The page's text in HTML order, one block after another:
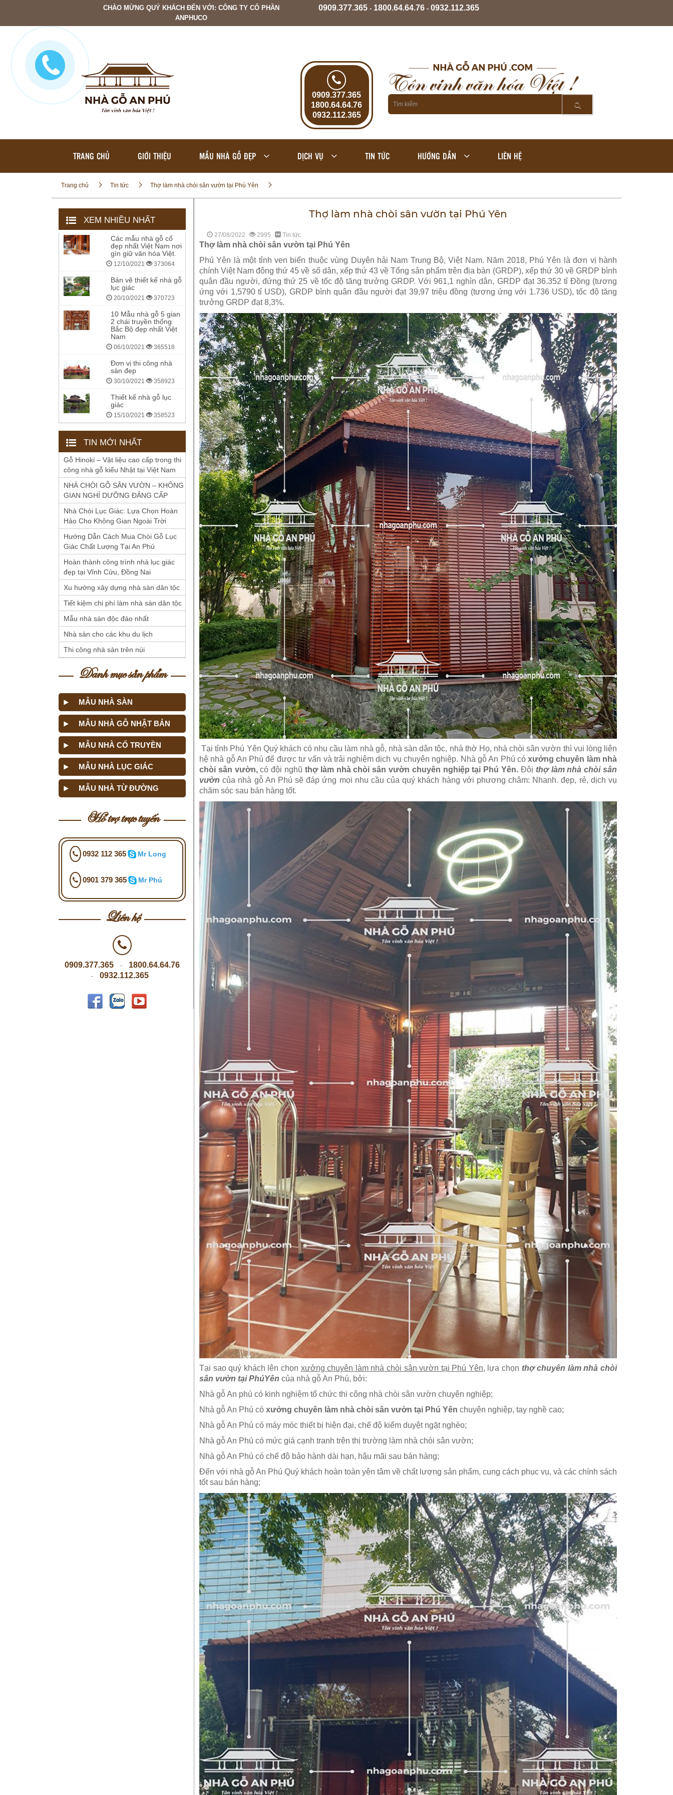
CHÀO MỪNG QUÝ KHÁCH ĐẾN VỚI: CÔNG TY CỔ PHẦN
ANPHUCO
0909.377.365- 1800.64.64.76- 0932.112.365
0909.377.365
1800.64.64.76
0932.112.365
TRANG CHỦ GIỚI THIỆU MẪU NHÀ GỖ ĐẸP DỊCH VỤ TIN TỨC HƯỚNG DẪN LIÊN HỆ
Trang chủ Tin tức Thợ làm nhà chòi sân vườn tại Phú Yên
XEM NHIỀU NHẤT
Các mẫu nhà gỗ cổ
đẹp nhất Việt Nam nơi
gìn giữ văn hóa Việt.
12/10/2021 373064
Bản vẽ thiết kế nhà gỗ
lục giác
20/10/2021 370723
10 Mẫu nhà gỗ 5 gian
2 chái truyền thống
Bắc Bộ đẹp nhất Việt
Nam
06/10/2021 365518
Đơn vị thi công nhà
sàn đẹp
30/10/2021 358923
Thiết kế nhà gỗ lục
giác
15/10/2021 358523
TIN MỚI NHẤT
Gỗ Hinoki – Vật liệu cao cấp trong thi
công nhà gỗ kiểu Nhật tại Việt Nam
NHÀ CHÒI GỖ SÂN VƯỜN – KHÔNG
GIAN NGHỈ DƯỠNG ĐẲNG CẤP
Nhà Chòi Lục Giác: Lựa Chọn Hoàn
Hảo Cho Không Gian Ngoài Trời
Hướng Dẫn Cách Mua Chòi Gỗ Lục
Giác Chất Lượng Tại An Phú
Hoàn thành công trình nhà lục giác
đẹp tại Vĩnh Cửu, Đồng Nai
Xu hướng xây dựng nhà sàn dân tộc
Tiết kiệm chi phí làm nhà sàn dân tộc
Mẫu nhà sàn độc đáo nhất
Nhà sàn cho các khu du lịch
Thi công nhà sàn trên núi
Danh mục sản phẩm
MẪU NHÀ SÀN
MẪU NHÀ GỖ NHẬT BẢN
MẪU NHÀ CỔ TRUYỀN
MẪU NHÀ LỤC GIÁC
MẪU NHÀ TỪ ĐƯỜNG
Hỗ trợ trực tuyến
0932 112 365 Mr Long
0901 379 365 Mr Phú
Liên hệ
0909.377.365 - 1800.64.64.76
- 0932.112.365
Thợ làm nhà chòi sân vườn tại Phú Yên
27/08/2022 2995 Tin tức
Thợ làm nhà chòi sân vườn tại Phú Yên
Phú Yên là một tỉnh ven biển thuộc vùng Duyên hải Nam Trung Bộ, Việt Nam. Năm 2018, Phú Yên là đơn vị hành
chính Việt Nam đông thứ 45 về số dân, xếp thứ 43 về Tổng sản phẩm trên địa bàn (GRDP), xếp thứ 30 về GRDP bình
quân đầu người, đứng thứ 25 về tốc độ tăng trưởng GRDP. Với 961,1 nghìn dân, GRDP đạt 36.352 tỉ Đồng (tương
ứng với 1,5790 tỉ USD), GRDP bình quân đầu người đạt 39,97 triệu đồng (tương ứng với 1.736 USD), tốc độ tăng
trưởng GRDP đạt 8,3%.
Tại tỉnh Phú Yên Quý khách có nhu cầu làm nhà gỗ, nhà sàn dân tộc, nhà thờ Họ, nhà chòi sân vườn thì vui lòng liên
hệ nhà gỗ An Phú để được tư vấn và trải nghiệm dịch vụ chuyên nghiệp. Nhà gỗ An Phú cóxưởng chuyên làm nhà
chòi sân vườn,có đội nghũ thợ làm nhà chòi sân vườn chuyên nghiệp tại Phú Yên. Đôị thợ làm nhà chòi sân
vườn của nhà gỗ An Phú sẽ đáp ứng mọi nhu cầu của quý khách hàng với phương châm: Nhanh. đẹp, rẻ, dịch vụ
chăm sóc sau bán hàng tốt.
Tại sao quý khách lên chọn xưởng chuyên làm nhà chòi sân vườn tại Phú Yên, lựa chọn thợ chuyên làm nhà chòi
sân vườn tại PhúYên của nhà gỗ An Phú, bởi:
Nhà gỗ An phú có kinh nghiệm tổ chức thi công nhà chòi sân vườn chuyên nghiệp;
Nhà gỗ An Phú có xưởng chuyên làm nhà chòi sân vườn tại Phú Yên chuyên nghiệp, tay nghề cao;
Nhà gỗ An Phú có máy móc thiết bị hiện đại, chế độ kiểm duyệt ngặt nghèo;
Nhà gỗ An Phú có mức giá cạnh tranh trên thị trường làm nhà chòi sân vườn;
Nhà gỗ An Phú có chế độ bảo hành dài hạn, hậu mãi sau bán hàng;
Đến với nhà gỗ An Phú Quý khách hoàn toàn yên tâm về chất lượng sản phẩm, cung cách phục vụ, và các chính sách
tốt sau bán hàng;